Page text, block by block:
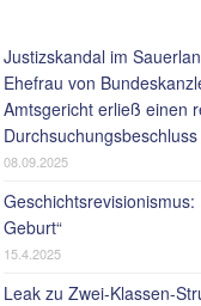
Justizskandal im
Ehefrau von
Amtsgericht erließ einen
08.09.2025
Geburt“
15.4.2025
Leak zu Zwei-Klassen-